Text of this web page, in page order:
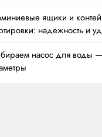
ящики и
надежность и
насос для воды —